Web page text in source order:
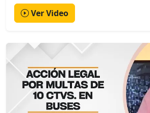
Ver Video